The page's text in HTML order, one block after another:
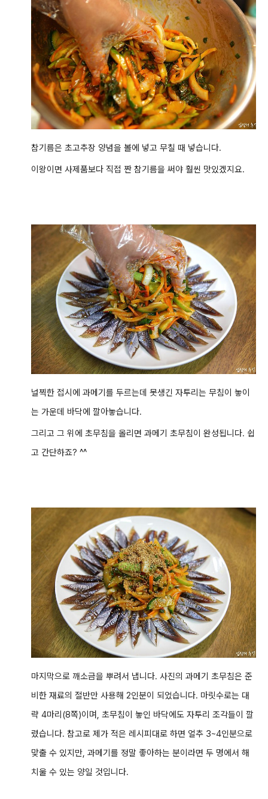
참기름은 초고추장 양념을 볼에 넣고 무칠 때 넣습니다.
이왕이면 사제품보다 직접 짠 참기름을 써야 훨씬 맛있겠지요.
널찍한 접시에 과메기를 두르는데 못생긴 자투리는 무침이 놓이
는 가운데 바닥에 깔아놓습니다.
그리고 그 위에 초무침을 올리면 과메기 초무침이 완성됩니다. 쉽
고 간단하죠? ^^
마지막으로 깨소금을 뿌려서 냅니다. 사진의 과메기 초무침은 준
비한 재료의 절반만 사용해 2인분이 되었습니다. 마릿수로는 대
략 4마리(8쪽)이며, 초무침이 놓인 바닥에도 자투리 조각들이 깔
렸습니다. 참고로 제가 적은 레시피대로 하면 얼추 3~4인분으로
맞출 수 있지만, 과메기를 정말 좋아하는 분이라면 두 명에서 해
치울 수 있는 양일 것입니다.